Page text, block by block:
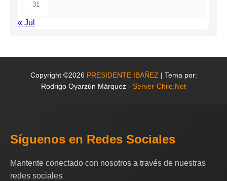
31
« Jul
Copyright ©2026 PRESIDENTE IBAÑEZ | Tema por:
Rodrigo Oyarzún Márquez - Server-Chile.Net
Síguenos en Redes Sociales
Mantente conectado con nosotros a través de nuestras
redes sociales